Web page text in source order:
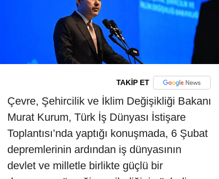
TAKİP ET
Çevre, Şehircilik ve İklim Değişikliği Bakanı
Murat Kurum, Türk İş Dünyası İstişare
Toplantısı’nda yaptığı konuşmada, 6 Şubat
depremlerinin ardından iş dünyasının
devlet ve milletle birlikte güçlü bir